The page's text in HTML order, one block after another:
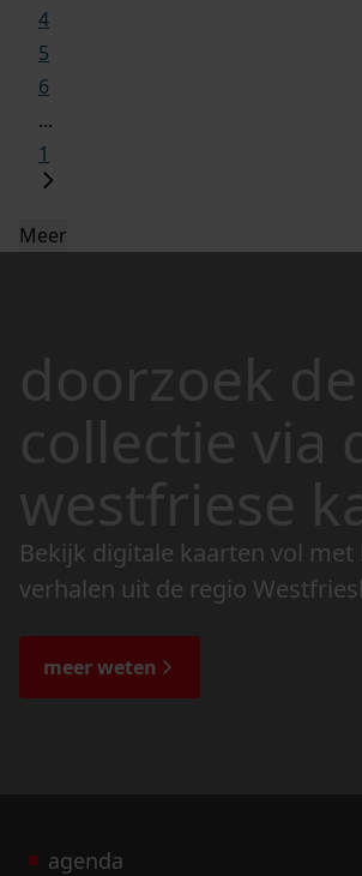
4
5
6
...
1
Meer
doorzoek de
collectie via
westfriese
Bekijk digitale kaarten vol
verhalen uit de regio
de bijzondere verhalen.
meer weten
agenda